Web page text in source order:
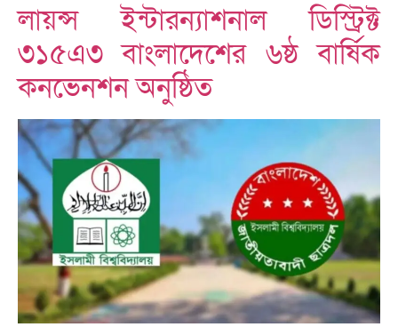
লায়ন্স ইন্টারন্যাশনাল ডিস্ট্রিক্ট
৩১৫এ৩ বাংলাদেশের ৬ষ্ঠ বার্ষিক
কনভেনশন অনুষ্ঠিত